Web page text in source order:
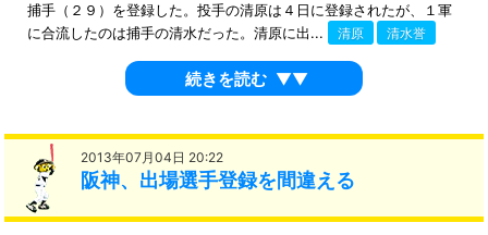
捕手（２９）を登録した。投手の清原は４日に登録されたが、１軍
に合流したのは捕手の清水だった。清原に出...
清原 清水誉
続きを読む ▼▼
2013年07月04日 20:22
阪神、出場選手登録を間違える